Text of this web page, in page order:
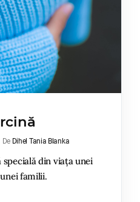
De Dihel Tania Blanka
din viața unei
familii.